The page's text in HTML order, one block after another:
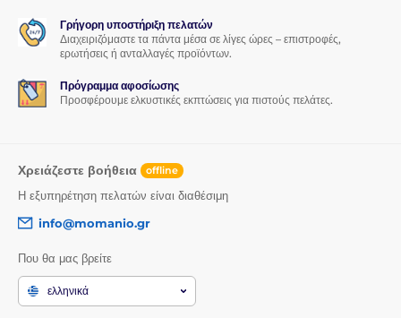
Γρήγορη υποστήριξη πελατών
Διαχειριζόμαστε τα πάντα μέσα σε λίγες ώρες – επιστροφές,
ερωτήσεις ή ανταλλαγές προϊόντων.
Πρόγραμμα αφοσίωσης
Προσφέρουμε ελκυστικές εκπτώσεις για πιστούς πελάτες.
Χρειάζεστε βοήθεια offline
Η εξυπηρέτηση πελατών είναι διαθέσιμη
info@momanio.gr
Που θα μας βρείτε
ελληνικά